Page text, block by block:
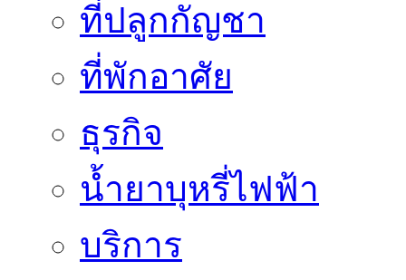
ที่ปลูกกัญชา
ที่พักอาศัย
ธุรกิจ
น้ำยาบุหรี่ไฟฟ้า
บริการ